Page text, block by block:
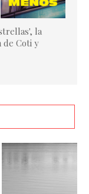
la
de Coti y